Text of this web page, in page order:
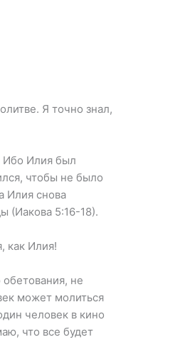
Я точно знал,
Ибо Илия был
чтобы не было
Илия снова
(Иакова 5:16-18).
как Илия!
обетования, не
может молиться
человек в кино
что все будет